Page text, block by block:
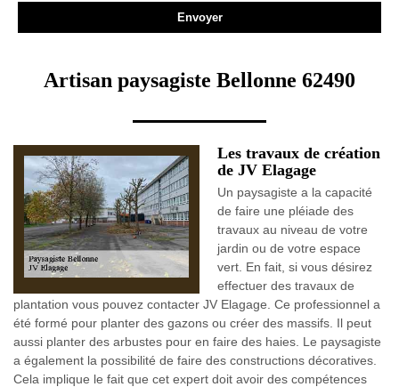
Artisan paysagiste Bellonne 62490
Les travaux de création
de JV Elagage
Un paysagiste a la capacité
de faire une pléiade des
travaux au niveau de votre
jardin ou de votre espace
vert. En fait, si vous désirez
effectuer des travaux de
plantation vous pouvez contacter JV Elagage. Ce professionnel a
été formé pour planter des gazons ou créer des massifs. Il peut
aussi planter des arbustes pour en faire des haies. Le paysagiste
a également la possibilité de faire des constructions décoratives.
Cela implique le fait que cet expert doit avoir des compétences